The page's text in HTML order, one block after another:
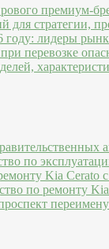
премиум-
стратегии,
лидеры
перевозке
по
Kia Cerato
по ремонту